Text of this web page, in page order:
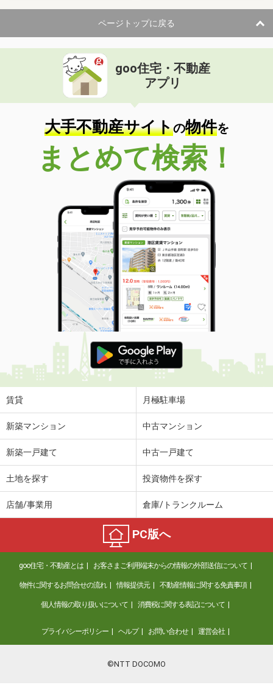
ページトップに戻る
goo住宅・不動産
アプリ
大手不動産サイトの物件を
まとめて検索！
賃貸 月極駐車場
新築マンション 中古マンション
新築一戸建て 中古一戸建て
土地を探す 投資物件を探す
店舗/事業用 倉庫/トランクルーム
PC版へ
goo住宅・不動産とは お客さまご利用端末からの情報の外部送信について
物件に関するお問合せの流れ 情報提供元 不動産情報に関する免責事項
個人情報の取り扱いについて 消費税に関する表記について
プライバシーポリシー ヘルプ お問い合わせ 運営会社
©NTT DOCOMO